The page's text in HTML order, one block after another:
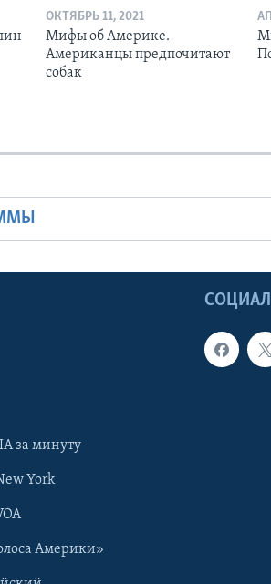
ОКТЯБРЬ 11, 2021
Мифы об Америке.
Американцы предпочитают
собак
за минуту
York
Америки»